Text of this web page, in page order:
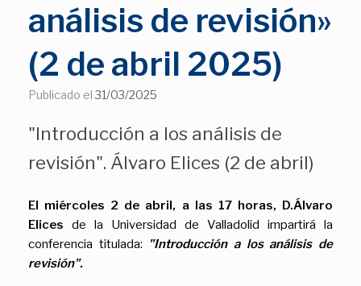
análisis de revisión»
(2 de abril 2025)
Publicado el31/03/2025
"Introducción a los análisis de
revisión". Álvaro Elices (2 de abril)
El miércoles 2 de abril, a las 17 horas, D.Álvaro
Elices de la Universidad de Valladolid impartirá la
conferencia titulada:
"Introducción a los análisis de
revisión".